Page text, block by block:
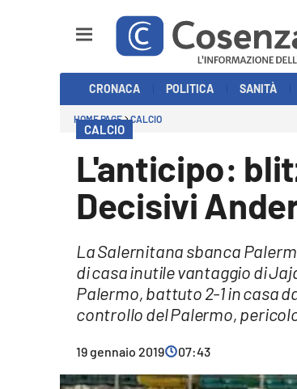
Economia e Lavoro
CRONACA POLITICA SANITÀ
HOME PAGE CALCIO
CALCIO
L'anticipo:
Decisivi
La Salernitana sbanca
di casa inutile vantaggio di
Palermo, battuto 2-1 in casa
controllo del Palermo,
19 gennaio 2019 07:43